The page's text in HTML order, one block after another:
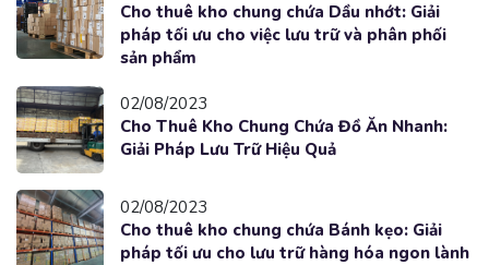
Cho thuê kho chung chứa Dầu nhớt: Giải
pháp tối ưu cho việc lưu trữ và phân phối
sản phẩm
02/08/2023
Cho Thuê Kho Chung Chứa Đồ Ăn Nhanh:
Giải Pháp Lưu Trữ Hiệu Quả
02/08/2023
Cho thuê kho chung chứa Bánh kẹo: Giải
pháp tối ưu cho lưu trữ hàng hóa ngon lành